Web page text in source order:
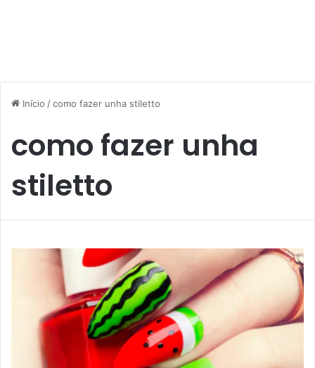
Início /como fazer unha stiletto
como fazer unha
stiletto